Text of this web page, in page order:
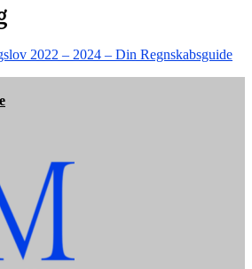
2022 – 2024 – Din Regnskabsguide